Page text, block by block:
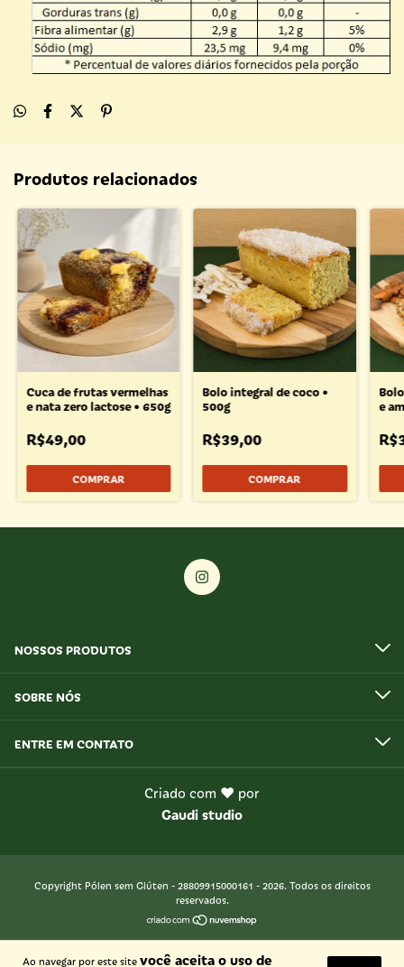
Ao navegar por este sitevocê aceita o uso de
Produtos relacionados
Cuca de frutas vermelhas
e nata zero lactose • 650g
R$49,00
Bolo integral de coco •
500g
R$39,00
e
NOSSOS PRODUTOS
SOBRE NÓS
ENTRE EM CONTATO
Criado com ❤ por
Gaudi studio
Copyright Pólen sem Glúten - 28809915000161 - 2026. Todos os direitos
reservados.